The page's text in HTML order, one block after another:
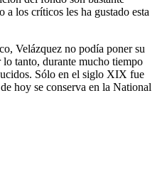
los críticos les ha gustado esta
Velázquez no podía poner su
tanto, durante mucho tiempo
Sólo en el siglo XIX fue
hoy se conserva en la National